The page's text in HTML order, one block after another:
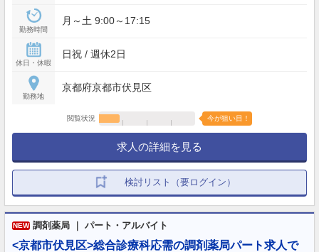
勤務時間
月～土 9:00～17:15
休日・休暇
日祝 / 週休2日
勤務地
京都府京都市伏見区
閲覧状況 今が狙い目！
求人の詳細を見る
検討リスト（要ログイン）
NEW 調剤薬局 ｜ パート・アルバイト
<京都市伏見区>総合診療科応需の調剤薬局パート求人で